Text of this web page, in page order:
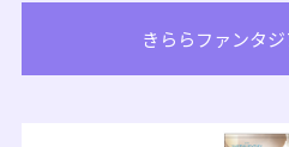
きららファンタ